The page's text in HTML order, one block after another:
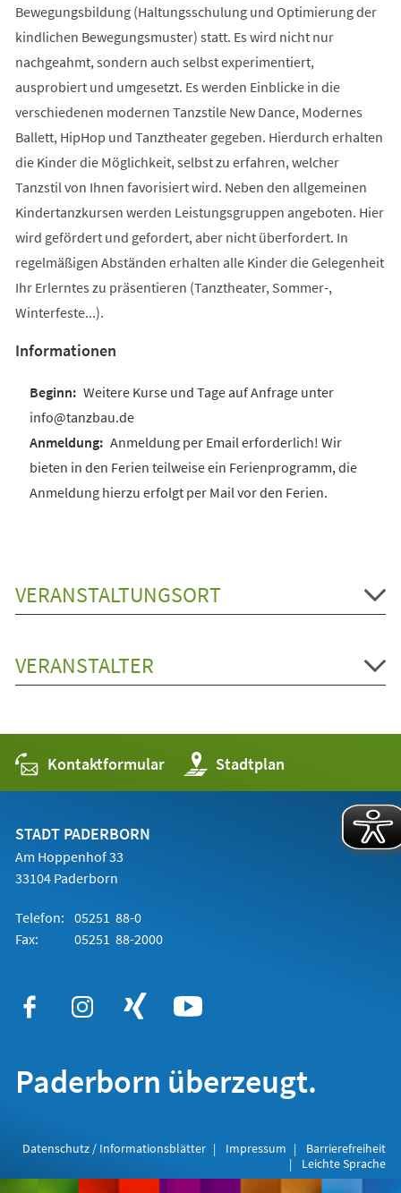
Bewegungsbildung (Haltungsschulung und Optimierung der
kindlichen Bewegungsmuster) statt. Es wird nicht nur
nachgeahmt, sondern auch selbst experimentiert,
ausprobiert und umgesetzt. Es werden Einblicke in die
verschiedenen modernen Tanzstile New Dance, Modernes
Ballett, HipHop und Tanztheater gegeben. Hierdurch erhalten
die Kinder die Möglichkeit, selbst zu erfahren, welcher
Tanzstil von Ihnen favorisiert wird. Neben den allgemeinen
Kindertanzkursen werden Leistungsgruppen angeboten. Hier
wird gefördert und gefordert, aber nicht überfordert. In
regelmäßigen Abständen erhalten alle Kinder die Gelegenheit
Ihr Erlerntes zu präsentieren (Tanztheater, Sommer-,
Winterfeste...).
Informationen
Weitere Kurse und Tage auf Anfrage unter
info@tanzbau.de
Anmeldung per Email erforderlich! Wir
bieten in den Ferien teilweise ein Ferienprogramm, die
Anmeldung hierzu erfolgt per Mail vor den Ferien.
VERANSTALTUNGSORT
VERANSTALTER
Kontaktformular Stadtplan
(Öffnet
in
einem
STADT PADERBORN
Am Hoppenhof 33
33104 Paderborn
Telefon: 05251 88-0
Fax:
05251 88-2000
Paderborn überzeugt.
Datenschutz / Informationsblätter Impressum
Barrierefreiheit
Leichte Sprache